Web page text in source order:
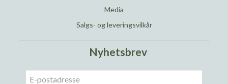
Media
Salgs- og leveringsvilkår
Nyhetsbrev